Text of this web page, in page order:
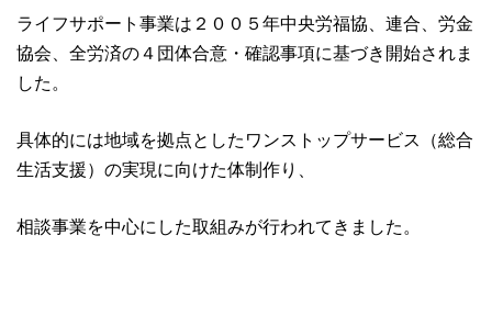
ライフサポート事業は２００５年中央労福協、連合、労金
協会、全労済の４団体合意・確認事項に基づき開始されま
した。
具体的には地域を拠点としたワンストップサービス（総合
生活支援）の実現に向けた体制作り、
相談事業を中心にした取組みが行われてきました。